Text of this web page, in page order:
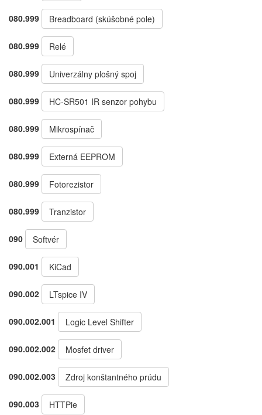
080.999 Breadboard (skúšobné pole)
080.999 Relé
080.999 Univerzálny plošný spoj
080.999 HC-SR501 IR senzor pohybu
080.999 Mikrospínač
080.999 Externá EEPROM
080.999 Fotorezistor
080.999 Tranzistor
090 Softvér
090.001 KiCad
090.002 LTspice IV
090.002.001 Logic Level Shifter
090.002.002 Mosfet driver
090.002.003 Zdroj konštantného prúdu
090.003 HTTPie